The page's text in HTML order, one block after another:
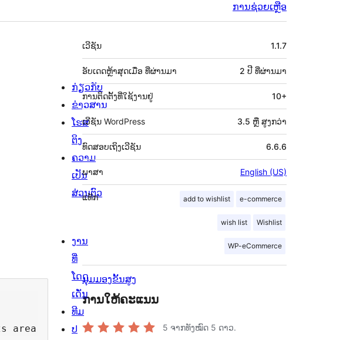
ການຊ່ວຍເຫຼືອ
ຂໍ້ມູນ
ກຳກັບ
(Meta)
ເວີຊັນ 1.1.7
ອັບເດດຫຼ້າສຸດເມື່ອ 2 ປີ ທີ່ຜ່ານມາ
ທີ່ຜ່ານມາ
ການຕິດຕັ້ງທີ່ໃຊ້ງານຢູ່ 10+
ເວີຊັນ WordPress 3.5 ຫຼື ສູງກວ່າ
ທົດສອບເຖິງເວີຊັນ 6.6.6
ພາສາ English (US)
ແທັກ add to wishlist e-commerce
wish list Wishlist
WP-eCommerce
ມຸມມອງຂັ້ນສູງ
ການໃຫ້ຄະແນນ
5 ຈາກທັງໝົດ 5 ດາວ.
ກ່ຽວກັບ
ຂ່າວສານ
ໂຮສ
ຕິງ
ຄວາມ
ເປັນ
ສ່ວນຕົວ
ງານ
ທີ່
ໂດດ
ເດັ່ນ
ທີມ
ປ